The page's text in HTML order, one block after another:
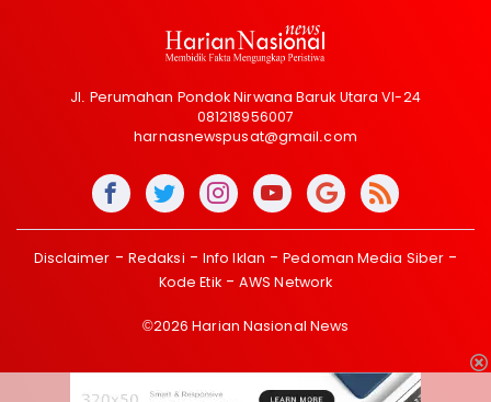
Jl. Perumahan Pondok Nirwana Baruk Utara VI-24
081218956007
harnasnewspusat@gmail.com
Disclaimer Redaksi Info Iklan
Pedoman Media Siber
Kode Etik
AWS Network
©2026 Harian Nasional News